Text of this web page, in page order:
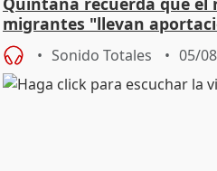
migrantes "llevan
central
Sonido Totales 05/